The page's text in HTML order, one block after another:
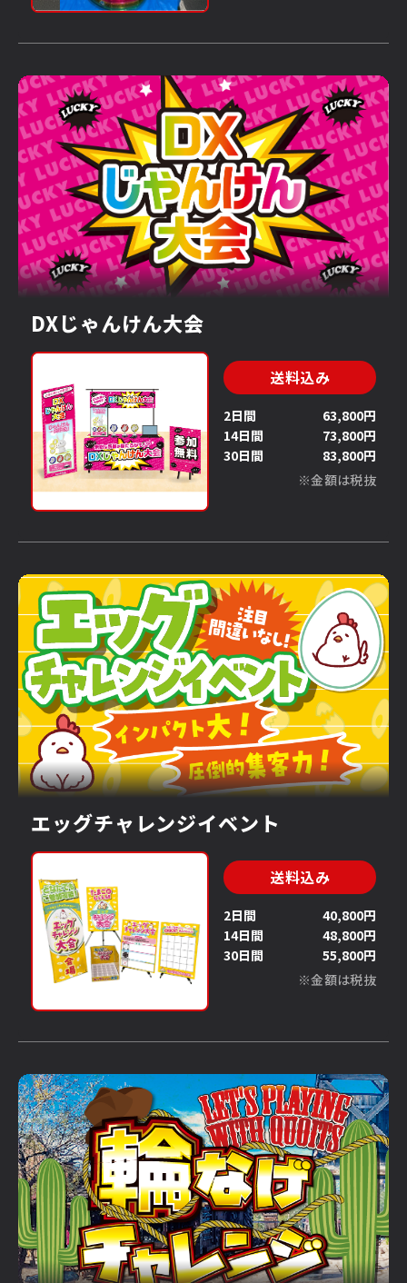
DXじゃんけん大会
送料込み
2日間
63,800円
14日間
73,800円
30日間
83,800円
※金額は税抜
エッグチャレンジイベント
送料込み
2日間
40,800円
14日間
48,800円
30日間
55,800円
※金額は税抜